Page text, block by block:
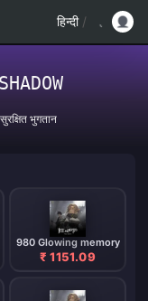
हिन्दी /
भुगतान
980 Glowing memory
₹ 1151.09